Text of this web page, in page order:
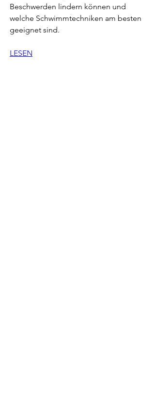
Beschwerden lindern können und
welche Schwimmtechniken am besten
geeignet sind.
LESEN